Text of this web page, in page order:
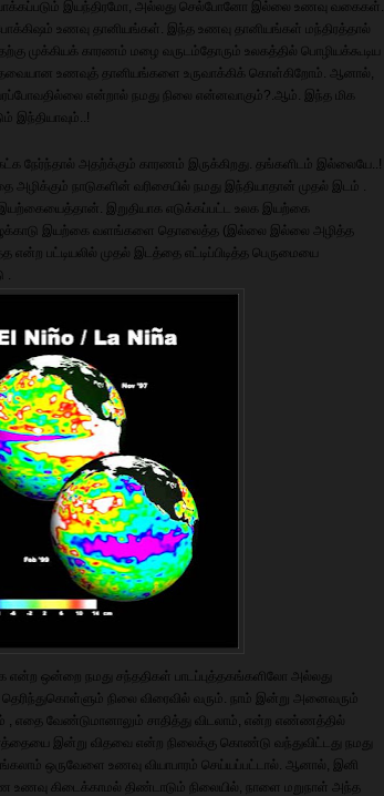
இயந்திரமோ, அல்லது செல்போனோ இல்லை உணவு வகைகள்.
உணவு தானியங்கள். இந்த உணவு தானியங்கள் மந்திரத்தால்
முக்கியக் காரணம் மழை வருடம்தோரும் உலகத்தில் பொழியக்கூடிய
உணவுத் தானியங்களை உருவாக்கிக் கொள்கிறோம். ஆனால்,
என்றால் நமது நிலை என்னவாகும்?.ஆம். இந்த மிக
இந்தியாவும்..!
நேர்ந்தால் அதற்க்கும் காரணம் இருக்கிறது. தங்களிடம் இல்லையே..!
அழிக்கும் நாடுகளின் வரிசையில் நமது இந்தியாதான் முதல் இடம் .
இறுதியாக எடுக்கப்பட்ட உலக இயற்கை
இயற்கை வளங்களை தொலைத்த (இல்லை இல்லை அழித்த
பட்டியலில் முதல் இடத்தை எட்டிப்பிடித்த பெருமையை
ஒன்றை நமது சந்ததிகள் பாடப்புத்தகங்களிலோ அல்லது
நிலை விரைவில் வரும். நாம் இன்று அனைவரும்
, எதை வேண்டுமானாலும் சாதித்து விடலாம், என்ற எண்ணத்தில்
இன்று விதவை என்ற நிலைக்கு கொண்டு வந்துவிட்டது நமது
ஒருவேளை உணவு வியாபாரம் செய்யப்பட்டால். ஆனால், இனி
உணவு கிடைக்காமல் திண்டாடும் நிலையில், நாளை மறுநாள் அந்த